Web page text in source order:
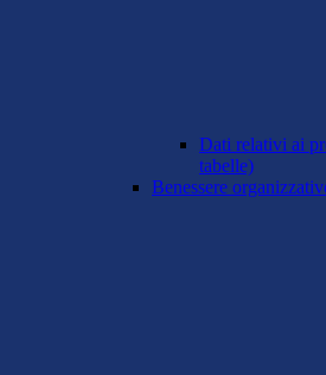
Dati relativi ai
tabelle)
Benessere